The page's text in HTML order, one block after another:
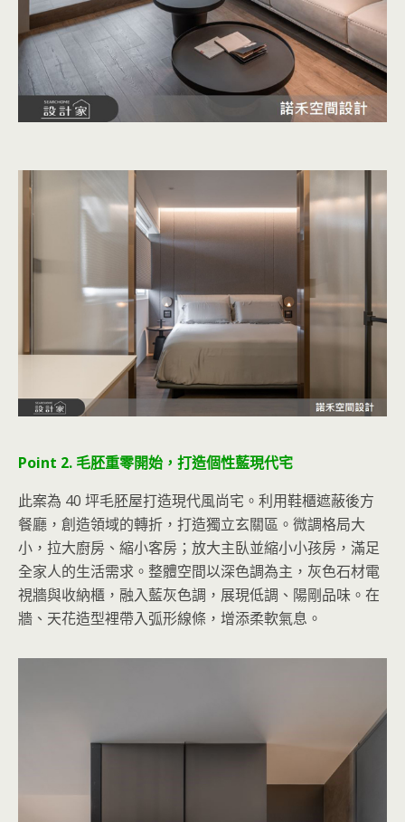
Point 2. 毛胚重零開始，打造個性藍現代宅
此案為 40 坪毛胚屋打造現代風尚宅。利用鞋櫃遮蔽後方
餐廳，創造領域的轉折，打造獨立玄關區。微調格局大
小，拉大廚房、縮小客房；放大主臥並縮小小孩房，滿足
全家人的生活需求。整體空間以深色調為主，灰色石材電
視牆與收納櫃，融入藍灰色調，展現低調、陽剛品味。在
牆、天花造型裡帶入弧形線條，增添柔軟氣息。